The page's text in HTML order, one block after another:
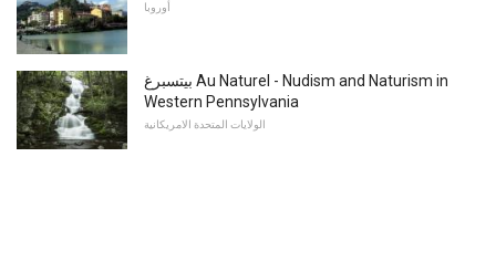
أوروبا
بيتسبرغ Au Naturel - Nudism and Naturism in
Western Pennsylvania
الولايات المتحدة الامريكانية